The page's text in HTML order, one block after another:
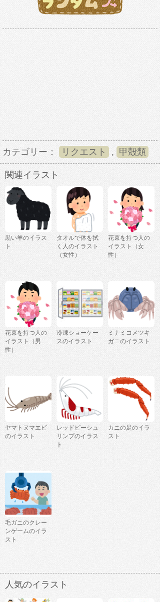
カテゴリー： リクエスト , 甲殻類
関連イラスト
黒い羊のイラス
ト
タオルで体を拭
く人のイラスト
（女性）
花束を持つ人の
イラスト（女
性）
花束を持つ人の
イラスト（男
性）
冷凍ショーケー
スのイラスト
ミナミコメツキ
ガニのイラスト
ヤマトヌマエビ
のイラスト
レッドビーシュ
リンプのイラス
ト
カニの足のイラ
スト
毛ガニのクレー
ンゲームのイラ
スト
人気のイラスト